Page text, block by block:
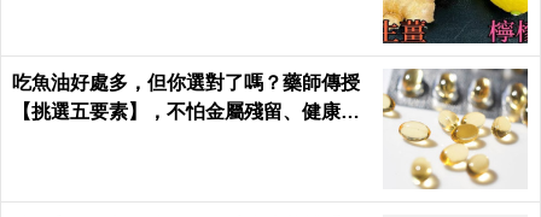
吃魚油好處多，但你選對了嗎？藥師傳授
【挑選五要素】，不怕金屬殘留、健康無